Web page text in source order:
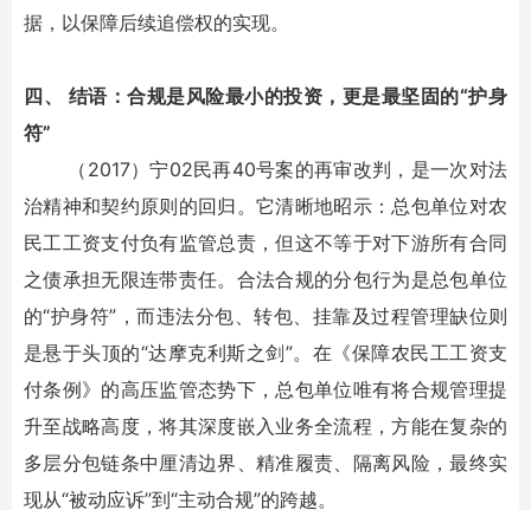
据，以保障后续追偿权的实现。
四、 结语：合规是风险最小的投资，更是最坚固的“护身
符”
（2017）宁02民再40号案的再审改判，是一次对法
治精神和契约原则的回归。它清晰地昭示：总包单位对农
民工工资支付负有监管总责，但这不等于对下游所有合同
之债承担无限连带责任。合法合规的分包行为是总包单位
的“护身符”，而违法分包、转包、挂靠及过程管理缺位则
是悬于头顶的“达摩克利斯之剑”。在《保障农民工工资支
付条例》的高压监管态势下，总包单位唯有将合规管理提
升至战略高度，将其深度嵌入业务全流程，方能在复杂的
多层分包链条中厘清边界、精准履责、隔离风险，最终实
现从“被动应诉”到“主动合规”的跨越。